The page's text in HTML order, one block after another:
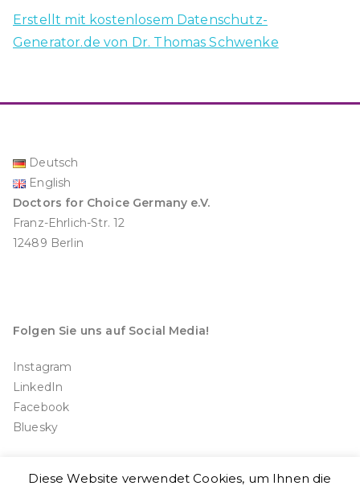
Erstellt mit kostenlosem Datenschutz-
Generator.de von Dr. Thomas Schwenke
Deutsch
English
Doctors for Choice Germany e.V.
Franz-Ehrlich-Str. 12
12489 Berlin
Folgen Sie uns auf Social Media!
Instagram
LinkedIn
Facebook
Bluesky
Diese Website verwendet Cookies, um Ihnen die